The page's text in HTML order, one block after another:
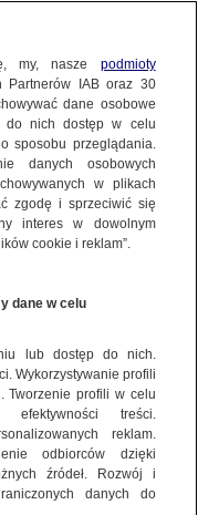
Emisja kreatywnej i
bądź zamykającej
Klienta
i zwracającą
my, nasze podmioty
Partnerów IAB oraz 30
dane osobowe
do nich dostęp w celu
sposobu przeglądania.
danych osobowych
w plikach
zgodę i sprzeciwić się
interes w dowolnym
cookie i reklam”.
dane w celu
lub dostęp do nich.
Wykorzystywanie profili
Tworzenie profili w celu
efektywności treści.
reklam.
odbiorców dzięki
źródeł. Rozwój i
danych do